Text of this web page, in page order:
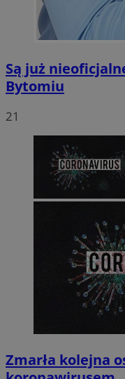
Są już
Bytomiu
21
Zmarła kolejna